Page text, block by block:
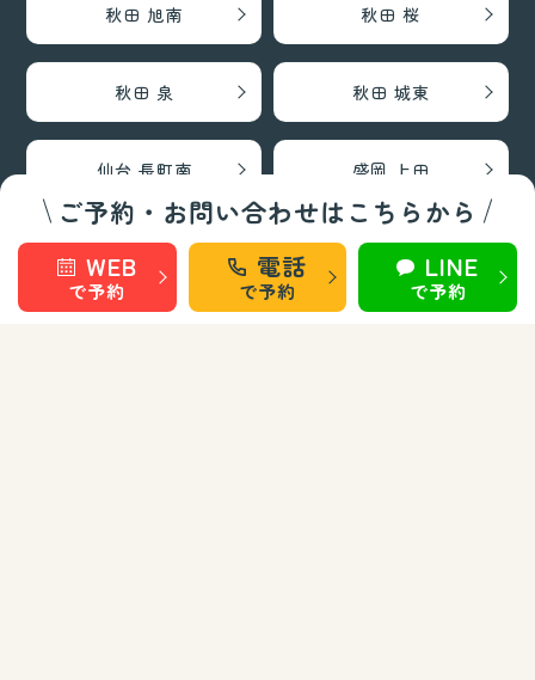
ご予約・お問い合わせはこちらから
WEB
で予約
電話
で予約
LINE
で予約
秋田 旭南 秋田 桜
秋田 泉 秋田 城東
仙台 長町南 盛岡 上田
盛岡 南大通